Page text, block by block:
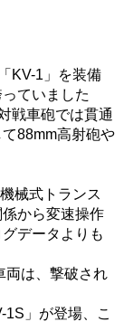
KV-1」を装備
ていました
戦車砲では貫通
88mm高射砲や
械式トランス
から変速操作
データよりも
は、撃破され
」が登場、こ